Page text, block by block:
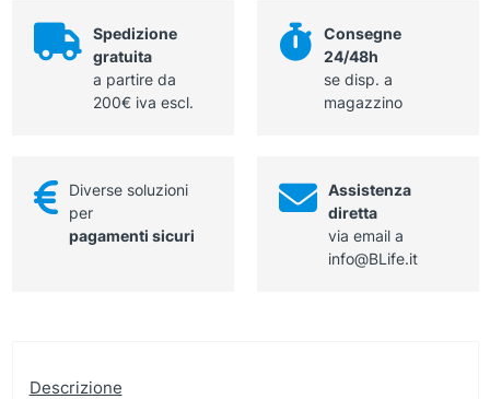
Spedizione
gratuita
a partire da
200€ iva escl.
Consegne
24/48h
se disp. a
magazzino
Diverse soluzioni
per
pagamenti sicuri
Assistenza
diretta
via email a
info@BLife.it
Descrizione